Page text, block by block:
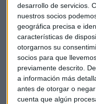
desarrollo de servicios.
nuestros socios
geográfica precisa e
características de
otorgarnos su
socios para que
previamente descrito.
a información más
antes de otorgar o
cuenta que algún
Banco Santanderes un
similar al de BBVA.
diferente tiempo, más
rebotar y que después
tono negativo" en el
entrar con un objetivo